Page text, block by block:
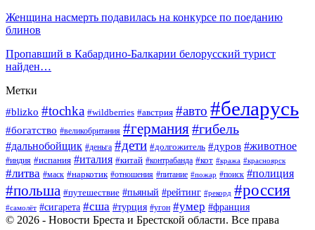
Женщина насмерть подавилась на конкурсе по поеданию
блинов
Пропавший в Кабардино-Балкарии белорусский турист
найден…
Метки
#blizko #tochka #wildberries #австрия #авто #беларусь
#богатство #великобритания #германия#гибель
#дальнобойщик #деньга #дети #долгожитель #дуров #животное
#индия #испания #италия #китай #контрабанда #кот #кража #красноярск
#литва #маск #наркотик #отношения #питание #пожар #поиск #полиция
#польша #путешествие #пьяный #рейтинг #рекорд #россия
#самолёт #сигарета #сша #турция #угон #умер #франция
© 2026 - Новости Бреста и Брестской области. Все права